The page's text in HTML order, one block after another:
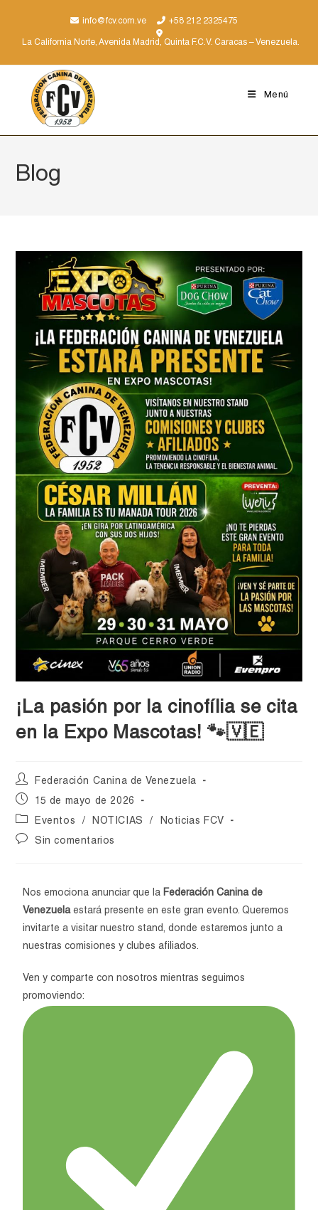
info@fcv.com.ve +58 212 2325475
La California Norte, Avenida Madrid, Quinta F.C.V. Caracas – Venezuela.
Menú
Blog
¡La pasión por la cinofília se cita
en la Expo Mascotas! 🐾🇻🇪
Federación Canina de Venezuela
15 de mayo de 2026
Eventos
/ NOTICIAS /
Noticias FCV
Sin comentarios
Nos emociona anunciar que laFederación Canina de
Venezuelaestará presente en este gran evento. Queremos
invitarte a visitar nuestro stand, donde estaremos junto a
nuestras comisiones y clubes afiliados.
Ven y comparte con nosotros mientras seguimos
promoviendo: